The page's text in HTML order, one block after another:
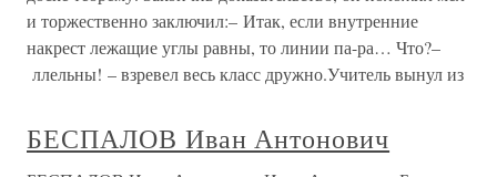
и торжественно заключил:– Итак, если внутренние
накрест лежащие углы равны, то линии па-ра… Что?–
ллельны! – взревел весь класс дружно.Учитель вынул из
БЕСПАЛОВ Иван Антонович